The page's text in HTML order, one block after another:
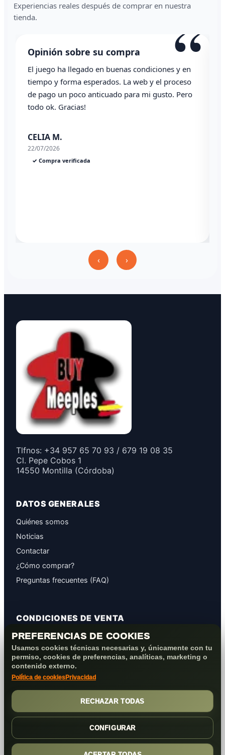
PREFERENCIAS DE COOKIES
Usamos cookies técnicas necesarias y, únicamente con tu
permiso, cookies de preferencias, analíticas, marketing o
contenido externo.
Política de cookies Privacidad
RECHAZAR TODAS
CONFIGURAR
Experiencias reales después de comprar en nuestra
tienda.
‹
“
Opinión sobre su compra
Todo correcto. Genial la atención vía whatsapp
Angel P.
03/07/2026
›
Tlfnos: +34 957 65 70 93 / 679 19 08 35
Cl. Pepe Cobos 1
14550 Montilla (Córdoba)
DATOS GENERALES
Quiénes somos
Noticias
Contactar
¿Cómo comprar?
Preguntas frecuentes (FAQ)
CONDICIONES DE VENTA
GARANTÍAS
PROTECCIÓN DE DATOS
COOKIES+PRIVACIDAD
FORMAS DE PAGO